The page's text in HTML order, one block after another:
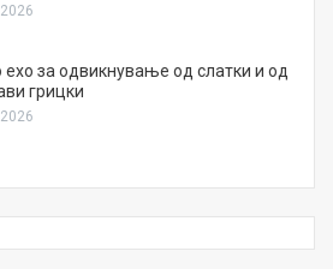
за одвикнување од слатки и од
грицки